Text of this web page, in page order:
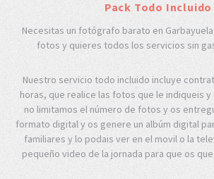
Pack Todo Incluido
Necesitas un fotógrafo barato en
fotos y quieres todos los servicios sin
Nuestro servicio todo incluido incluye
horas, que realice las fotos que le indiqueis
no limitamos el número de fotos y os
formato digital y os genere un albúm digital
familiares y lo podais ver en el movil o la
pequeño video de la jornada para que os